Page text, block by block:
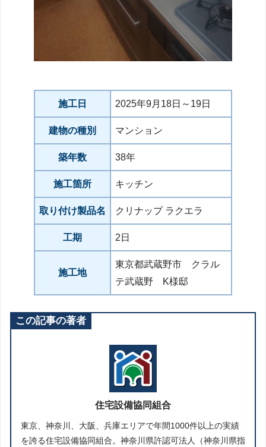
施工日 2025年9月18日～19日
建物の種別 マンション
築年数 38年
施工箇所 キッチン
取り付け製品名 クリナップ ラクエラ
工期 2日
施工地
東京都武蔵野市 クラル
テ武蔵野 K様邸
この記事の著者
住宅設備協同組合
東京、神奈川、大阪、兵庫エリアで年間1000件以上の実績
を誇る住宅設備協同組合。神奈川県許認可法人（神奈川県指